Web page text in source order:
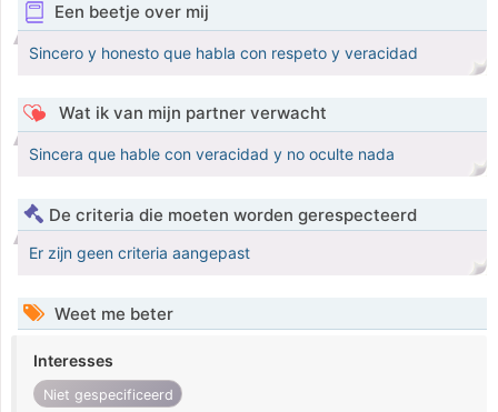
Een beetje over mij
Sincero y honesto que habla con respeto y veracidad
Wat ik van mijn partner verwacht
Sincera que hable con veracidad y no oculte nada
De criteria die moeten worden gerespecteerd
Er zijn geen criteria aangepast
Weet me beter
Interesses
Niet gespecificeerd